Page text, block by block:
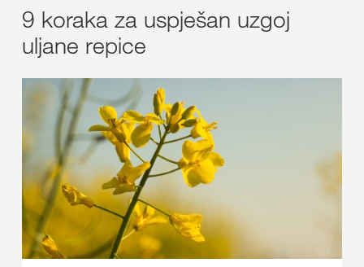
9 koraka za uspješan uzgoj
uljane repice